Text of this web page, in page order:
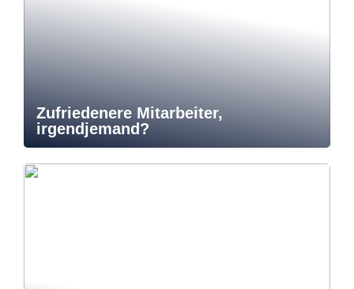
Zufriedenere Mitarbeiter,
irgendjemand?